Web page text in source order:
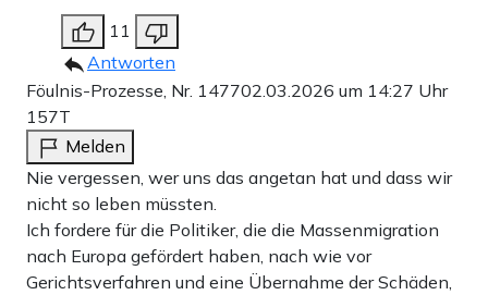
11
Antworten
Föulnis-Prozesse, Nr. 147702.03.2026 um 14:27 Uhr
157T
Melden
Nie vergessen, wer uns das angetan hat und dass wir
nicht so leben müssten.
Ich fordere für die Politiker, die die Massenmigration
nach Europa gefördert haben, nach wie vor
Gerichtsverfahren und eine Übernahme der Schäden,